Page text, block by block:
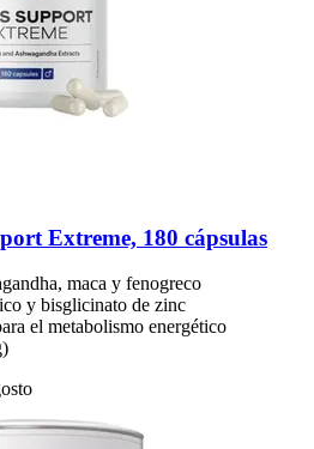
Extreme, 180 cápsulas
maca y fenogreco
y bisglicinato de zinc
el metabolismo energético